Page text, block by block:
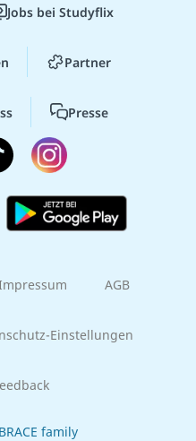
Jobs bei Studyflix
Partner
Presse
AGB
Einstellungen
family